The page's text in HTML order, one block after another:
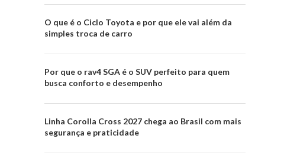
O que é o Ciclo Toyota e por que ele vai além da
simples troca de carro
Por que o rav4 SGA é o SUV perfeito para quem
busca conforto e desempenho
Linha Corolla Cross 2027 chega ao Brasil com mais
segurança e praticidade